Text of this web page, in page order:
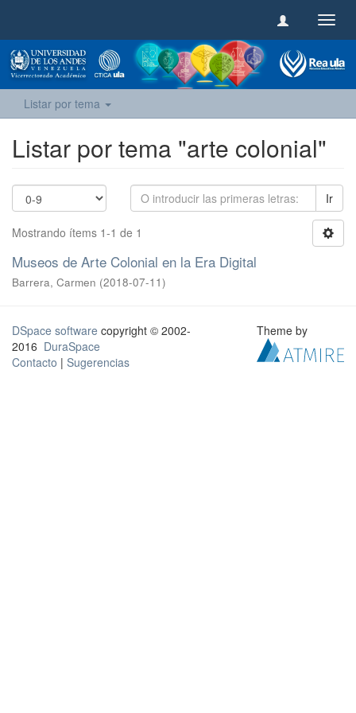
Listar por tema
Listar por tema "arte colonial"
Ir
Mostrando ítems 1-1 de 1
Museos de Arte Colonial en la Era Digital
Barrera, Carmen (2018-07-11)
DSpace software copyright © 2002-
2016 DuraSpace
Contacto | Sugerencias
Theme by